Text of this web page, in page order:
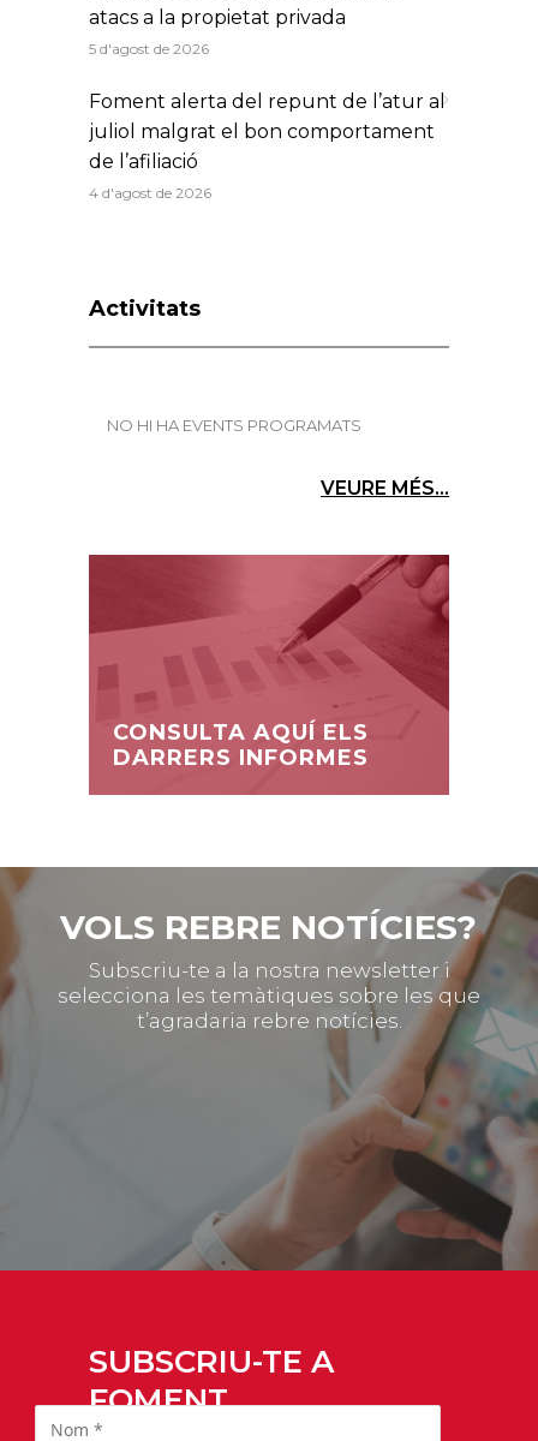
atacs a la propietat privada
5 d'agost de 2026
Foment alerta del repunt de l’atur al
juliol malgrat el bon comportament
de l’afiliació
4 d'agost de 2026
Activitats
NO HI HA EVENTS PROGRAMATS
VEURE MÉS...
CONSULTA AQUÍ ELS
DARRERS INFORMES
VOLS REBRE NOTÍCIES?
Subscriu-te a la nostra newsletter i
selecciona les temàtiques sobre les que
t’agradaria rebre notícies.
SUBSCRIU-TE A
FOMENT